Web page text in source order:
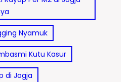
Nyamuk
Kutu Kasur
di Jogja